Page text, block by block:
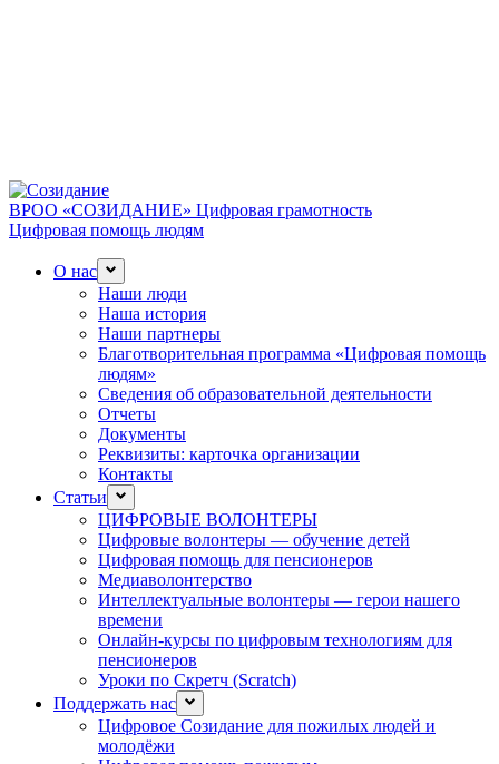
ВРОО «СОЗИДАНИЕ» Цифровая грамотность
Цифровая помощь людям
О нас
Наши люди
Наша история
Наши партнеры
Благотворительная программа «Цифровая помощь
людям»
Сведения об образовательной деятельности
Отчеты
Документы
Реквизиты: карточка организации
Контакты
Статьи
ЦИФРОВЫЕ ВОЛОНТЕРЫ
Цифровые волонтеры — обучение детей
Цифровая помощь для пенсионеров
Медиаволонтерство
Интеллектуальные волонтеры — герои нашего
времени
Онлайн-курсы по цифровым технологиям для
пенсионеров
Уроки по Скретч (Scratch)
Поддержать нас
Цифровое Созидание для пожилых людей и
молодёжи